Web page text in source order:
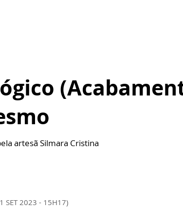
artesã Silmara Cristina
SET 2023 - 15H17)